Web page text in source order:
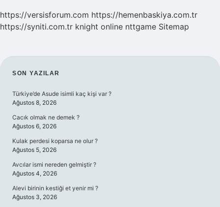
https://versisforum.com https://hemenbaskiya.com.tr
https://syniti.com.tr knight online nttgame Sitemap
SIDEBAR
SON YAZILAR
Türkiye’de Asude isimli kaç kişi var ?
Ağustos 8, 2026
Cacık olmak ne demek ?
Ağustos 6, 2026
Kulak perdesi koparsa ne olur ?
Ağustos 5, 2026
Avcılar ismi nereden gelmiştir ?
Ağustos 4, 2026
Alevi birinin kestiği et yenir mi ?
Ağustos 3, 2026